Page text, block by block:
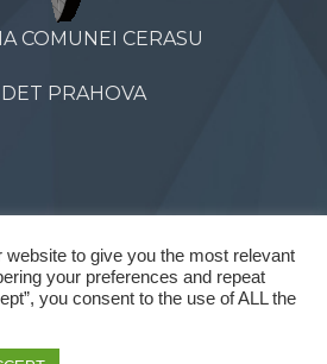
COMUNEI CERASU
PRAHOVA
52/2003
to give you the most relevant
your preferences and repeat
you consent to the use of ALL the